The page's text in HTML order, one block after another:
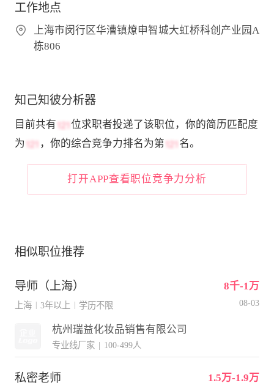
工作地点
上海市闵行区华漕镇燎申智城大虹桥科创产业园A
栋806
知己知彼分析器
目前共有
位求职者投递了该职位，你的简历匹配度
为
，你的综合竞争力排名为第 名。
打开APP查看职位竞争力分析
相似职位推荐
导师（上海） 8千-1万
上海 3年以上 学历不限 08-03
杭州瑞益化妆品销售有限公司
专业线厂家 | 100-499人
私密老师 1.5万-1.9万